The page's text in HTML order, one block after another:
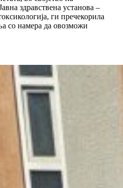
здравствена установа –
ги пречекорила
со намера да овозможи